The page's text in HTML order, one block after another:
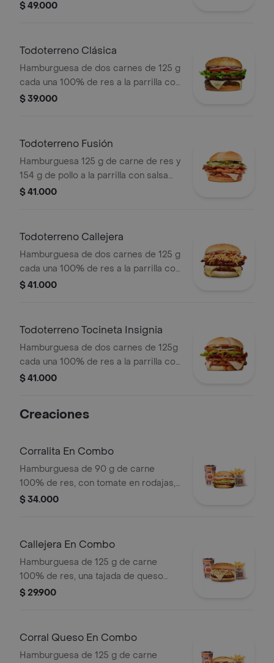
salsa BBQ, tocineta, queso
tomate y mostaza en pan papa +
$ 49.000
Todoterreno Clásica
Hamburguesa de dos carnes de 125 g
cada una 100% de res a la parrilla con
salsa bbq, queso mozzarella, lechuga,
$ 39.000
Todoterreno Fusión
Hamburguesa 125 g de carne de res y
154 g de pollo a la parrilla con salsa
BBQ, tocineta, queso mozzarella,
$ 41.000
Todoterreno Callejera
Hamburguesa de dos carnes de 125 g
cada una 100% de res a la parrilla con
salsa bbq, tocineta, queso mozzarella,
$ 41.000
Todoterreno Tocineta Insignia
Hamburguesa de dos carnes de 125g
cada una 100% de res a la parrilla con
salsa BBQ, tocineta, queso
tomate y mostaza en pan papa
$ 41.000
Creaciones
Corralita En Combo
Hamburguesa de 90 g de carne
100% de res, con tomate en rodajas,
cebolla en rodajas, lechuga, salsa
pet
$ 34.000
Callejera En Combo
Hamburguesa de 125 g de carne
100% de res, una tajada de queso
tipo mozzarella, papas callejera, salsa
+ bebida PET
$ 29.900
Corral Queso En Combo
Hamburguesa de 125 g de carne